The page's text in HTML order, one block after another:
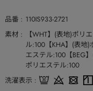
品番
110IS933-2721
素材
【WHT】(表地)ポリ
ル:100【KHA】(表地
エステル:100【BEG
ポリエステル:100
洗濯表示